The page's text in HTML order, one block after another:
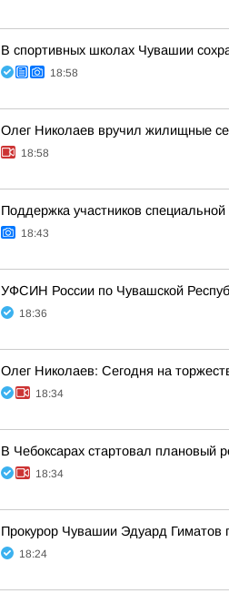
В спортивных школах Чувашии
18:58
Олег Николаев вручил жилищные
18:58
Поддержка участников
18:43
УФСИН России по Чувашской
18:36
Олег Николаев: Сегодня на
18:34
В Чебоксарах стартовал плановый
18:34
Прокурор Чувашии Эдуард Гиматов
18:24